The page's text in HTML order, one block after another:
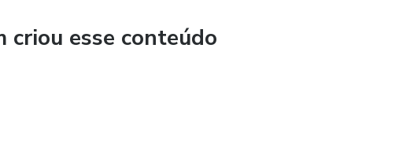
esse conteúdo